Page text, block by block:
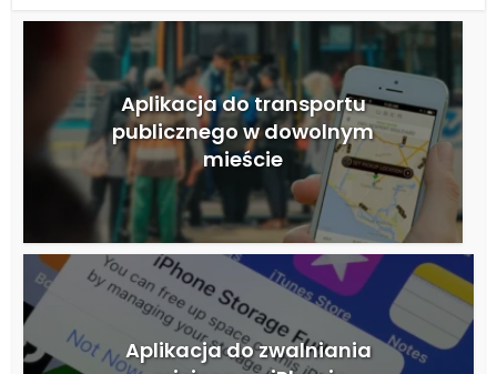
Aplikacja do transportu
publicznego w dowolnym
mieście
Aplikacja do zwalniania